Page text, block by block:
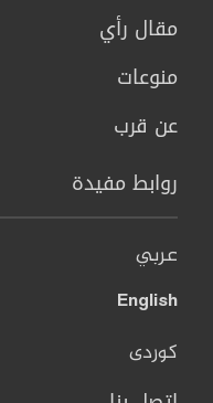
مقال رأي
منوعات
عن قرب
روابط مفيدة
عربي
English
کوردی